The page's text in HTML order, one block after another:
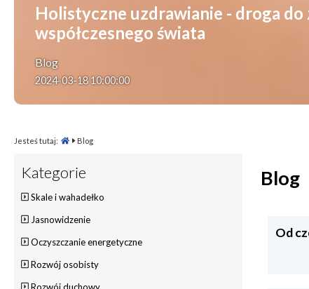
Blog
Holistyczne uzdrawianie - droga do
współczesnego świata
2024-03-18 10:00:00
Jesteś tutaj: Blog
Blog
Od
Kategorie
Skale i wahadełko
Jasnowidzenie
Oczyszczanie energetyczne
Rozwój osobisty